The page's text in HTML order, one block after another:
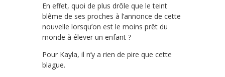
En effet, quoi de plus drôle que le teint
blême de ses proches à l’annonce de cette
nouvelle lorsqu’on est le moins prêt du
monde à élever un enfant ?
Pour Kayla, il n’y a rien de pire que cette
blague.